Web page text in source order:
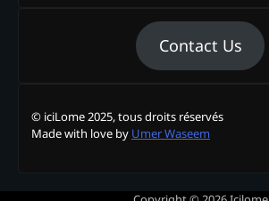
Contact Us
© iciLome 2025, tous droits réservés
Made with love by Umer Waseem